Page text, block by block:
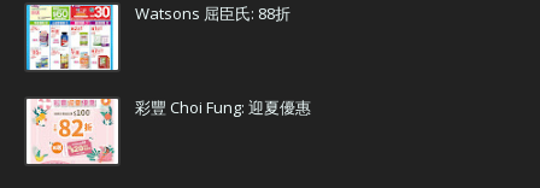
Watsons 屈臣氏: 88折
彩豐 Choi Fung: 迎夏優惠